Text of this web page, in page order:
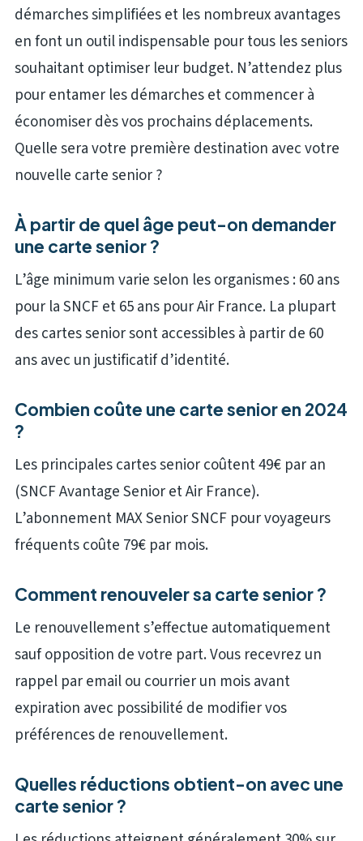
démarches simplifiées et les nombreux avantages
en font un outil indispensable pour tous les seniors
souhaitant optimiser leur budget. N’attendez plus
pour entamer les démarches et commencer à
économiser dès vos prochains déplacements.
Quelle sera votre première destination avec votre
nouvelle carte senior ?
À partir de quel âge peut-on demander
une carte senior ?
L’âge minimum varie selon les organismes : 60 ans
pour la SNCF et 65 ans pour Air France. La plupart
des cartes senior sont accessibles à partir de 60
ans avec un justificatif d’identité.
Combien coûte une carte senior en 2024
?
Les principales cartes senior coûtent 49€ par an
(SNCF Avantage Senior et Air France).
L’abonnement MAX Senior SNCF pour voyageurs
fréquents coûte 79€ par mois.
Comment renouveler sa carte senior ?
Le renouvellement s’effectue automatiquement
sauf opposition de votre part. Vous recevrez un
rappel par email ou courrier un mois avant
expiration avec possibilité de modifier vos
préférences de renouvellement.
Quelles réductions obtient-on avec une
carte senior ?